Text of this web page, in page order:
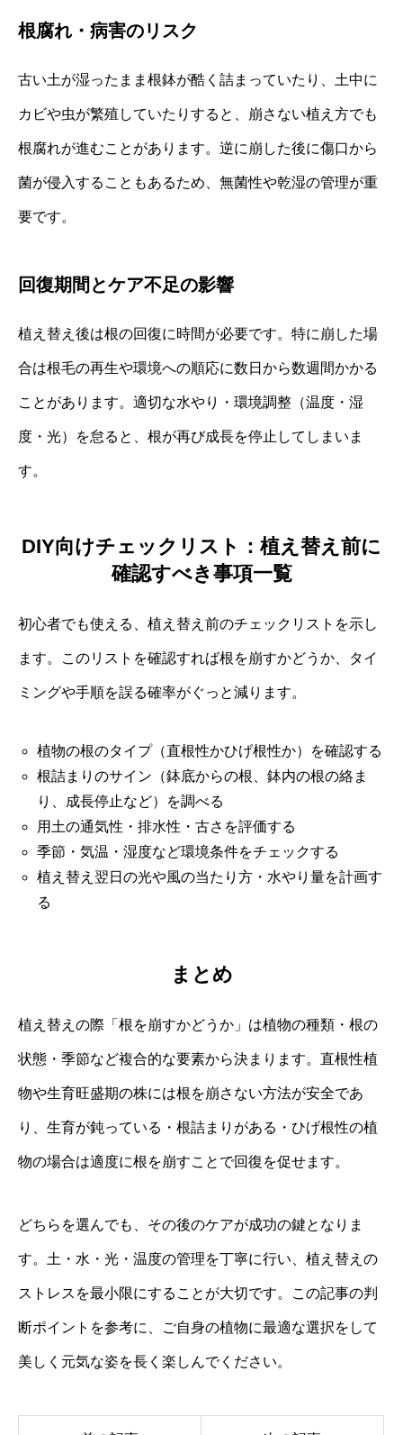
根腐れ・病害のリスク
古い土が湿ったまま根鉢が酷く詰まっていたり、土中に
カビや虫が繁殖していたりすると、崩さない植え方でも
根腐れが進むことがあります。逆に崩した後に傷口から
菌が侵入することもあるため、無菌性や乾湿の管理が重
要です。
回復期間とケア不足の影響
植え替え後は根の回復に時間が必要です。特に崩した場
合は根毛の再生や環境への順応に数日から数週間かかる
ことがあります。適切な水やり・環境調整（温度・湿
度・光）を怠ると、根が再び成長を停止してしまいま
す。
DIY向けチェックリスト：植え替え前に
確認すべき事項一覧
初心者でも使える、植え替え前のチェックリストを示し
ます。このリストを確認すれば根を崩すかどうか、タイ
ミングや手順を誤る確率がぐっと減ります。
植物の根のタイプ（直根性かひげ根性か）を確認する
根詰まりのサイン（鉢底からの根、鉢内の根の絡ま
り、成長停止など）を調べる
用土の通気性・排水性・古さを評価する
季節・気温・湿度など環境条件をチェックする
植え替え翌日の光や風の当たり方・水やり量を計画す
る
まとめ
植え替えの際「根を崩すかどうか」は植物の種類・根の
状態・季節など複合的な要素から決まります。直根性植
物や生育旺盛期の株には根を崩さない方法が安全であ
り、生育が鈍っている・根詰まりがある・ひげ根性の植
物の場合は適度に根を崩すことで回復を促せます。
どちらを選んでも、その後のケアが成功の鍵となりま
す。土・水・光・温度の管理を丁寧に行い、植え替えの
ストレスを最小限にすることが大切です。この記事の判
断ポイントを参考に、ご自身の植物に最適な選択をして
美しく元気な姿を長く楽しんでください。